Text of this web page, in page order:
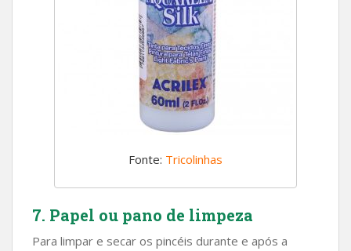
Fonte: Tricolinhas
7. Papel ou pano de limpeza
Para limpar e secar os pincéis durante e após a